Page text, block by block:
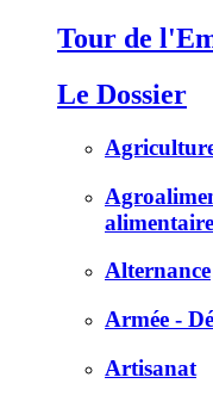
Tour de
Le Dossier
alimentaire
Alternance
Armée -
Artisanat